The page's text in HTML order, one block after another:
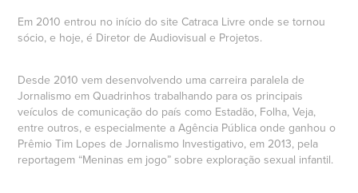
Em 2010 entrou no início do site Catraca Livre onde se tornou
sócio, e hoje, é Diretor de Audiovisual e Projetos.
Desde 2010 vem desenvolvendo uma carreira paralela de
Jornalismo em Quadrinhos trabalhando para os principais
veículos de comunicação do país como Estadão, Folha, Veja,
entre outros, e especialmente a Agência Pública onde ganhou o
Prêmio Tim Lopes de Jornalismo Investigativo, em 2013, pela
reportagem “Meninas em jogo” sobre exploração sexual infantil.